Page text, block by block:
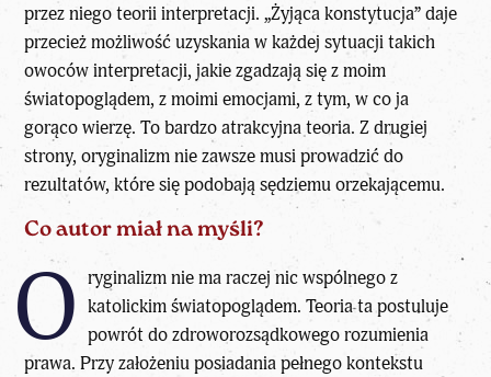
przez niego teorii interpretacji. „Żyjąca konstytucja” daje
przecież możliwość uzyskania w każdej sytuacji takich
owoców interpretacji, jakie zgadzają się z moim
światopoglądem, z moimi emocjami, z tym, w co ja
gorąco wierzę. To bardzo atrakcyjna teoria. Z drugiej
strony, oryginalizm nie zawsze musi prowadzić do
rezultatów, które się podobają sędziemu orzekającemu.
Co autor miał na myśli?
O ryginalizm nie ma raczej nic wspólnego z
katolickim światopoglądem. Teoria ta postuluje
powrót do zdroworozsądkowego rozumienia
prawa. Przy założeniu posiadania pełnego kontekstu